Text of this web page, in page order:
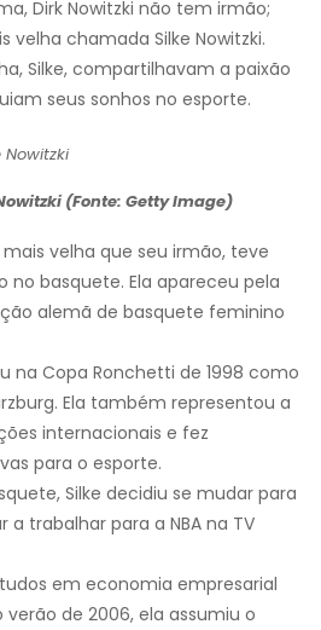
Dirk Nowitzki não tem irmão;
chamada Silke Nowitzki.
Silke, compartilhavam a paixão
seus sonhos no esporte.
(Fonte: Getty Image)
velha que seu irmão, teve
no basquete. Ela apareceu pela
alemã de basquete feminino
na Copa Ronchetti de 1998 como
Ela também representou a
internacionais e fez
para o esporte.
Silke decidiu se mudar para
a trabalhar para a NBA na TV
em economia empresarial
verão de 2006, ela assumiu o